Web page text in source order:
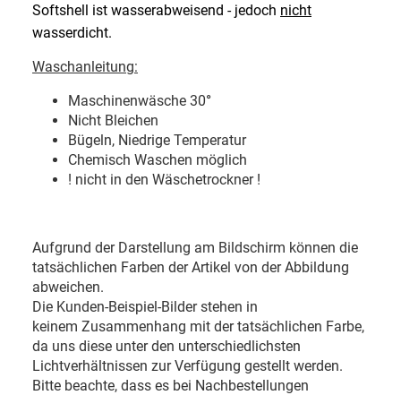
Softshell ist wasserabweisend - jedoch nicht
wasserdicht.
Waschanleitung:
Maschinenwäsche 30°
Nicht Bleichen
Bügeln, Niedrige Temperatur
Chemisch Waschen möglich
! nicht in den Wäschetrockner !
Aufgrund der Darstellung am Bildschirm können die
tatsächlichen Farben der Artikel von der Abbildung
abweichen.
Die Kunden-Beispiel-Bilder stehen in
keinem Zusammenhang mit der tatsächlichen Farbe,
da uns diese unter den unterschiedlichsten
Lichtverhältnissen zur Verfügung gestellt werden.
Bitte beachte, dass es bei Nachbestellungen